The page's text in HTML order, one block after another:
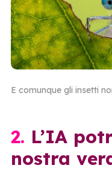
E comunque gli insetti
2. L’IA potrebbe liberare la
nostra